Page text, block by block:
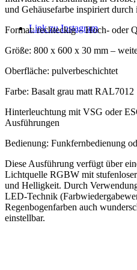
Link zu Instagram
und Gehäusefarbe inspiriert
Format: rechteckig – Hoch- oder
Größe: 800 x 600 x 30 mm –
Oberfläche: pulverbeschichtet
Farbe: Basalt grau matt RAL7012
Hinterleuchtung mit VSG oder
Ausführungen
Bedienung: Funkfernbedienung
Diese Ausführung verfügt über
Lichtquelle RGBW mit
und Helligkeit. Durch
LED-Technik
Regenbogenfarben auch
einstellbar.